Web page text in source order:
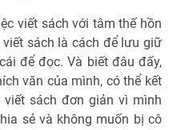
viết sách với tâm thế hồn
sách là cách để lưu giữ
để đọc. Và biết đâu đấy,
văn của mình, có thể kết
viết sách đơn giản vì mình
sẻ và không muốn bị cô